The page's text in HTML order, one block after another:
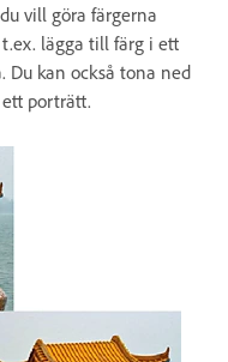
vill göra färgerna
lägga till färg i ett
Du kan också tona ned
porträtt.